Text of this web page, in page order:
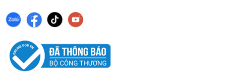
Nâng cấp pc nên nâng gì trước để tối ưu chi phí và
PC gaming nóng quạt kêu to: Nguyên